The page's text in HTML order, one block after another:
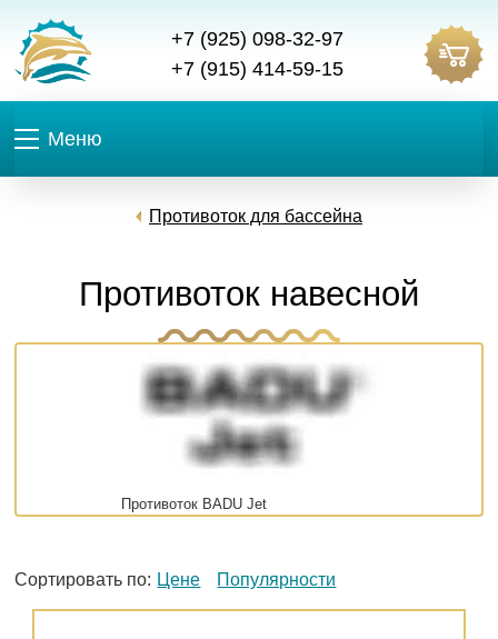
+7 (925) 098-32-97
+7 (915) 414-59-15
Меню
Противоток для бассейна
Противоток навесной
Противоток BADU Jet
Сортировать по: Цене Популярности